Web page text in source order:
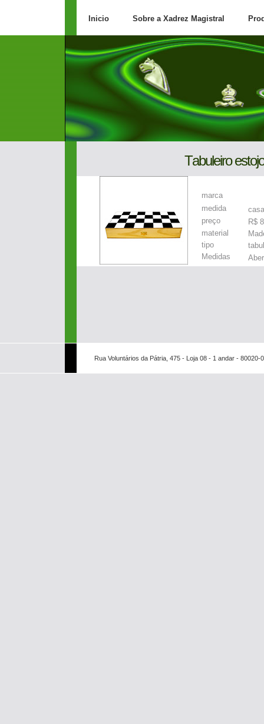
Inicio Sobre a Xadrez Magistral
Tabuleiro
marca
medida
preço
R$
material
tipo
Medidas
Rua Voluntários da Pátria, 475 - Loja 08 - 1 andar - 80020-